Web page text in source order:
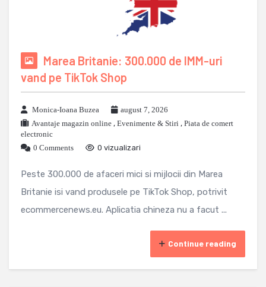
Marea Britanie: 300.000 de IMM-uri
vand pe TikTok Shop
Monica-Ioana Buzea
august 7, 2026
Avantaje magazin online , Evenimente & Stiri , Piata de comert
electronic
0 Comments
0 vizualizari
Peste 300.000 de afaceri mici si mijlocii din Marea
Britanie isi vand produsele pe TikTok Shop, potrivit
ecommercenews.eu. Aplicatia chineza nu a facut ...
Continue reading